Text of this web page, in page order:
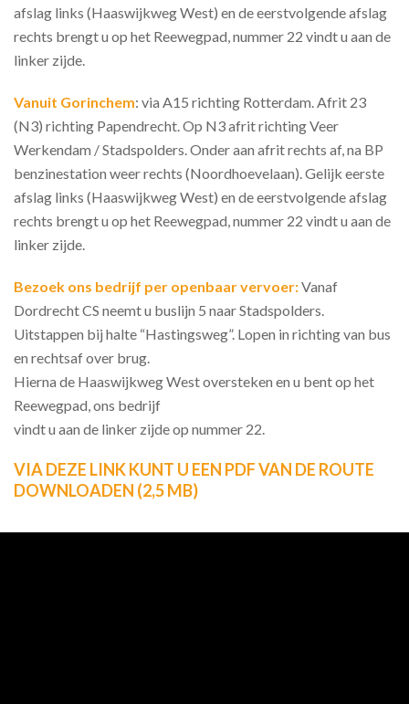
afslag links (Haaswijkweg West) en de eerstvolgende afslag
rechts brengt u op het Reewegpad, nummer 22 vindt u aan de
linker zijde.
Vanuit Gorinchem: via A15 richting Rotterdam. Afrit 23
(N3) richting Papendrecht. Op N3 afrit richting Veer
Werkendam / Stadspolders. Onder aan afrit rechts af, na BP
benzinestation weer rechts (Noordhoevelaan). Gelijk eerste
afslag links (Haaswijkweg West) en de eerstvolgende afslag
rechts brengt u op het Reewegpad, nummer 22 vindt u aan de
linker zijde.
Bezoek ons bedrijf per openbaar vervoer:Vanaf
Dordrecht CS neemt u buslijn 5 naar Stadspolders.
Uitstappen bij halte “Hastingsweg”. Lopen in richting van bus
en rechtsaf over brug.
Hierna de Haaswijkweg West oversteken en u bent op het
Reewegpad, ons bedrijf
vindt u aan de linker zijde op nummer 22.
VIA DEZE LINK KUNT U EEN PDF VAN DE ROUTE
DOWNLOADEN (2,5 MB)